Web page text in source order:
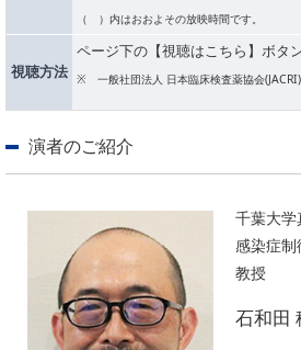
（ ）内はおおよその放映時間です。
視聴方法
ページ下の【視聴はこちら】ボタ
一般社団法人 日本臨床検査薬協会
演者のご紹介
千葉大学
感染症制
教授
石和田